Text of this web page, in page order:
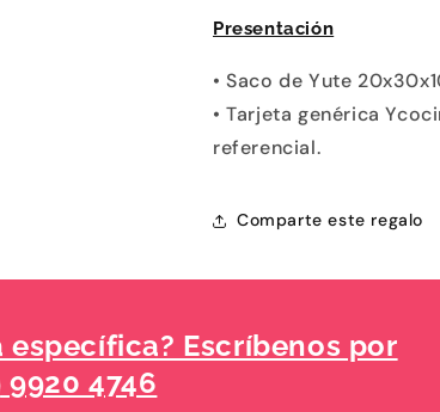
Presentación
• Saco de Yute
• Tarjeta genérica
referencial.
Comparte este regalo
Escríbenos por
4746